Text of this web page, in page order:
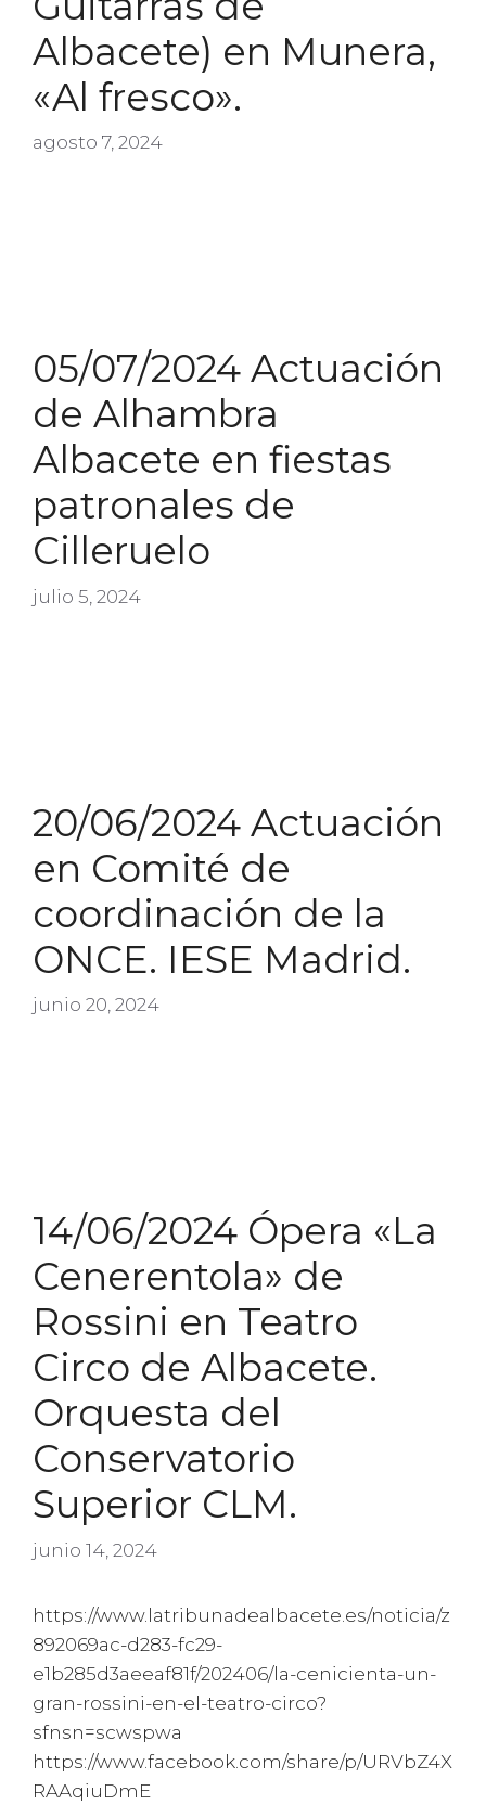
Albacete) en Munera,
«Al fresco».
agosto 7, 2024
05/07/2024 Actuación
de Alhambra
Albacete en fiestas
patronales de
Cilleruelo
julio 5, 2024
20/06/2024 Actuación
en Comité de
coordinación de la
ONCE. IESE Madrid.
junio 20, 2024
14/06/2024 Ópera «La
Cenerentola» de
Rossini en Teatro
Circo de Albacete.
Orquesta del
Conservatorio
Superior CLM.
junio 14, 2024
https://www.latribunadealbacete.es/noticia/z
892069ac-d283-fc29-
e1b285d3aeeaf81f/202406/la-cenicienta-un-
gran-rossini-en-el-teatro-circo?
sfnsn=scwspwa
https://www.facebook.com/share/p/URVbZ4X
RAAqiuDmE